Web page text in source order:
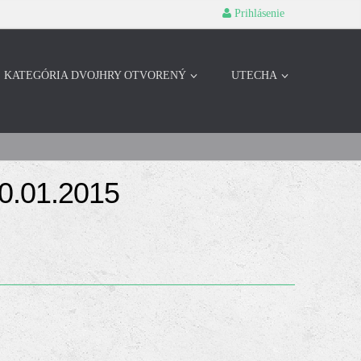
Prihlásenie
KATEGÓRIA DVOJHRY OTVORENÝ UTECHA